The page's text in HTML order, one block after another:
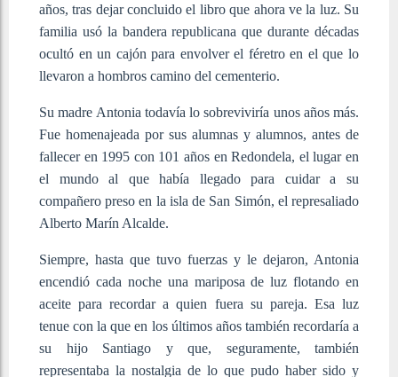
años, tras dejar concluido el libro que ahora ve la luz. Su
familia usó la bandera republicana que durante décadas
ocultó en un cajón para envolver el féretro en el que lo
llevaron a hombros camino del cementerio.
Su madre Antonia todavía lo sobreviviría unos años más.
Fue homenajeada por sus alumnas y alumnos, antes de
fallecer en 1995 con 101 años en Redondela, el lugar en
el mundo al que había llegado para cuidar a su
compañero preso en la isla de San Simón, el represaliado
Alberto Marín Alcalde.
Siempre, hasta que tuvo fuerzas y le dejaron, Antonia
encendió cada noche una mariposa de luz flotando en
aceite para recordar a quien fuera su pareja. Esa luz
tenue con la que en los últimos años también recordaría a
su hijo Santiago y que, seguramente, también
representaba la nostalgia de lo que pudo haber sido y